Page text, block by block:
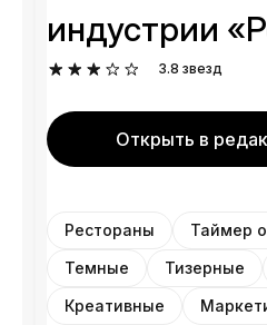
индустрии
3.8 звезд
Открыть в
Рестораны
Таймер
Темные
Тизерные
Креативные